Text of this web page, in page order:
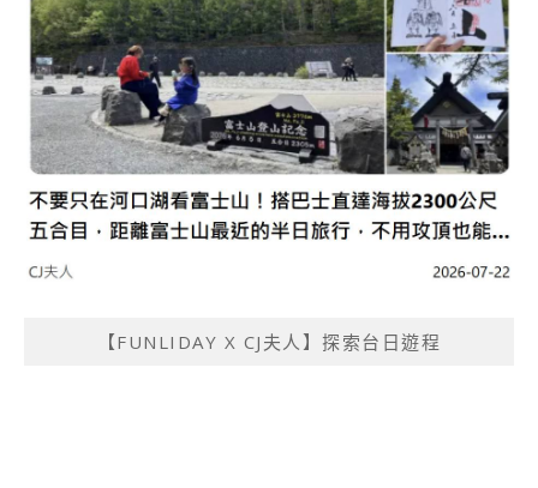
【FUNLIDAY X CJ夫人】探索台日遊程